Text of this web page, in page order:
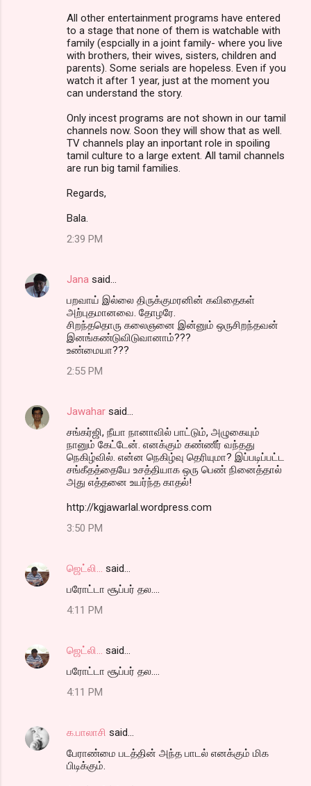
All other entertainment programs have entered
to a stage that none of them is watchable with
family (espcially in a joint family- where you live
with brothers, their wives, sisters, children and
parents). Some serials are hopeless. Even if you
watch it after 1 year, just at the moment you
can understand the story.
Only incest programs are not shown in our tamil
channels now. Soon they will show that as well.
TV channels play an inportant role in spoiling
tamil culture to a large extent. All tamil channels
are run big tamil families.
Regards,
Bala.
2:39 PM
Jana said…
பறவாய் இல்லை திருக்குமரனின் கவிதைகள்
அற்புதமானவை. தோழரே.
சிறந்ததொரு கலைஞனை இன்னும் ஒருசிறந்தவன்
இனங்கண்டுவிடுவானாம்???
உண்மையா???
2:55 PM
Jawahar said…
சங்கர்ஜி, நீயா நானாவில் பாட்டும், அழுகையும்
நானும் கேட்டேன். எனக்கும் கண்ணீர் வந்தது
நெகிழ்வில். என்ன நெகிழ்வு தெரியுமா? இப்படிப்பட்ட
சங்கீதத்தையே உசத்தியாக ஒரு பெண் நினைத்தால்
அது எத்தனை உயர்ந்த காதல்!
http://kgjawarlal.wordpress.com
3:50 PM
ஜெட்லி...
said…
பரோட்டா சூப்பர் தல....
4:11 PM
ஜெட்லி...
said…
பரோட்டா சூப்பர் தல....
4:11 PM
க.பாலாசி said…
பேராண்மை படத்தின் அந்த பாடல் எனக்கும் மிக
பிடிக்கும்.